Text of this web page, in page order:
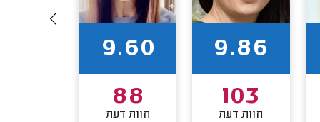
9.86
103
חוות דעת
9.60
88
חוות דעת